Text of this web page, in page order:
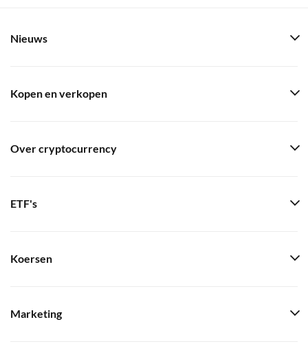
Nieuws
Kopen en verkopen
Over cryptocurrency
ETF's
Koersen
Marketing